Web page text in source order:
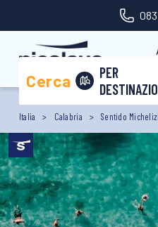
Cerca
PER
Italia Calabria Sentido